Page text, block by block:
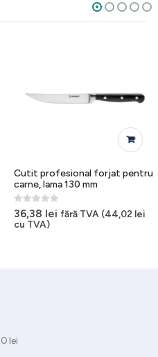
Cutit profesional forjat pentru
carne, lama 130 mm
0out of 5
36,38lei fără TVA ( 44,02lei
cu TVA)
lei